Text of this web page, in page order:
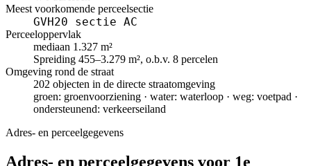
Meest voorkomende perceelsectie
GVH20 sectie AC
Perceeloppervlak
mediaan 1.327 m²
Spreiding 455–3.279 m², o.b.v. 8 percelen
Omgeving rond de straat
202 objecten in de directe straatomgeving
groen: groenvoorziening · water: waterloop · weg: voetpad ·
ondersteunend: verkeerseiland
Adres- en perceelgegevens
Adres- en perceelgegevens voor 1e